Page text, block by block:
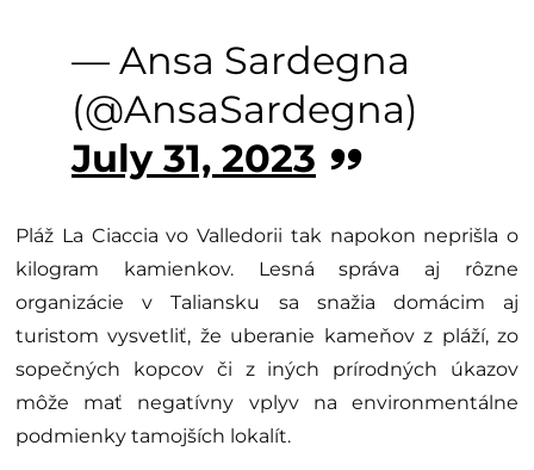
— Ansa Sardegna
(@AnsaSardegna)
July 31, 2023
Pláž La Ciaccia vo Valledorii tak napokon neprišla o
kilogram kamienkov. Lesná správa aj rôzne
organizácie v Taliansku sa snažia domácim aj
turistom vysvetliť, že uberanie kameňov z pláží, zo
sopečných kopcov či z iných prírodných úkazov
môže mať negatívny vplyv na environmentálne
podmienky tamojších lokalít.